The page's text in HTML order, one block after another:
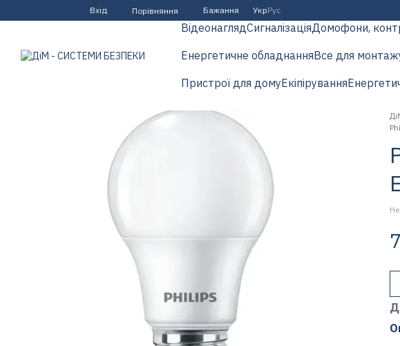
Перейти до основного контенту
Вхід Порівняння Бажання УкрРус
ВідеонаглядСигналізаціяДомофони,
Енергетичне обладнанняВсе для
Пристрої для домуЕкіпірування